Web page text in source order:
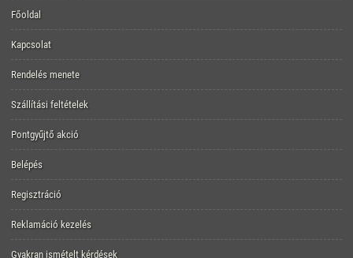
Főoldal
Kapcsolat
Rendelés menete
Szállítási feltételek
Pontgyűjtő akció
Belépés
Regisztráció
Reklamáció kezelés
Gyakran ismételt kérdések